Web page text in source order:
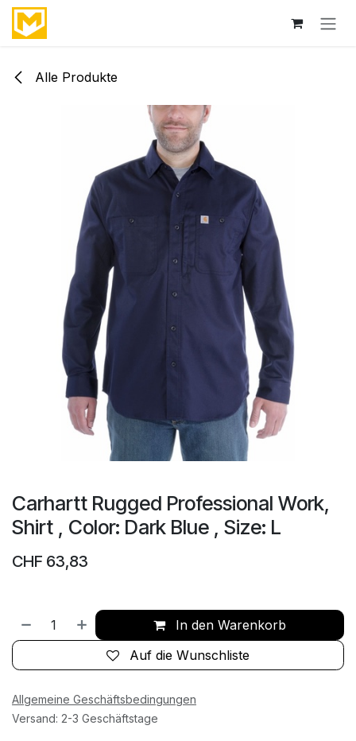
Zum Inhalt springen
Alle Produkte
Carhartt Rugged Professional Work,
Shirt , Color: Dark Blue , Size: L
CHF 63,83
In den Warenkorb
Auf die Wunschliste
Allgemeine Geschäftsbedingungen
Versand: 2-3 Geschäftstage